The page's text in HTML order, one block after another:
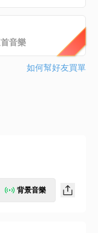
音樂
如何幫好友買單
背景音樂